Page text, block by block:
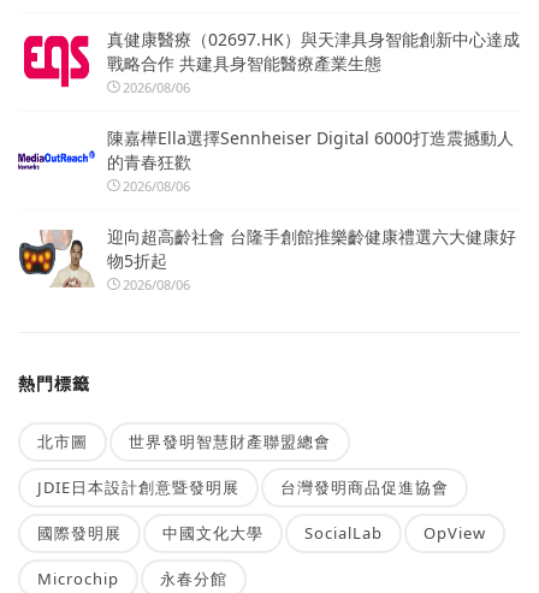
真健康醫療（02697.HK）與天津具身智能創新中心達成
戰略合作 共建具身智能醫療產業生態
2026/08/06
陳嘉樺Ella選擇Sennheiser Digital 6000打造震撼動人
的青春狂歡
2026/08/06
迎向超高齡社會 台隆手創館推樂齡健康禮選六大健康好
物5折起
2026/08/06
熱門標籤
北市圖 世界發明智慧財產聯盟總會
JDIE日本設計創意暨發明展 台灣發明商品促進協會
國際發明展 中國文化大學 SocialLab OpView
Microchip 永春分館